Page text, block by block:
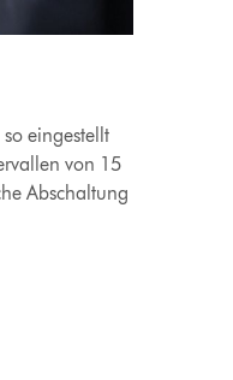
eingestellt
von 15
Abschaltung